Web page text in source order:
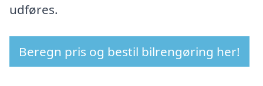
udføres.
Beregn pris og bestil bilrengøring her!